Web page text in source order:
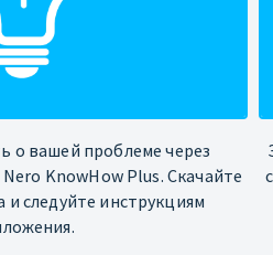
о вашей проблеме через
KnowHow Plus. Скачайте
следуйте инструкциям